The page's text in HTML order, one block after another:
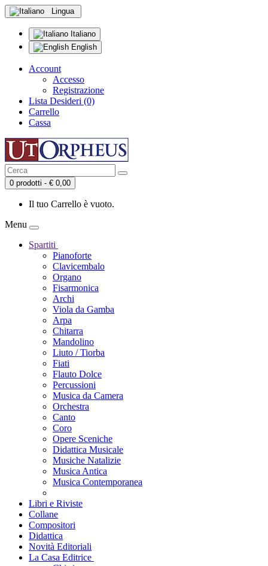
Lingua
Italiano
English
Account
Accesso
Registrazione
Lista Desideri (0)
Carrello
Cassa
0 prodotti - € 0,00
Il tuo Carrello è vuoto.
Menu
Spartiti
Pianoforte
Clavicembalo
Organo
Fisarmonica
Archi
Viola da Gamba
Arpa
Chitarra
Mandolino
Liuto / Tiorba
Fiati
Flauto Dolce
Percussioni
Musica da Camera
Orchestra
Canto
Coro
Opere Sceniche
Didattica Musicale
Musiche Natalizie
Musica Antica
Musica Contemporanea
Libri e Riviste
Collane
Compositori
Didattica
Novità Editoriali
La Casa Editrice